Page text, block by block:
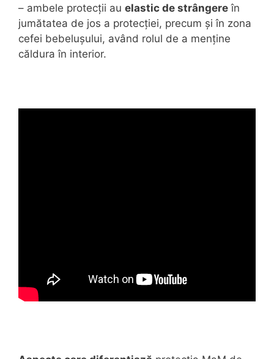
– ambele protecții au elastic de strângere în
jumătatea de jos a protecției, precum și în zona
cefei bebelușului, având rolul de a menține
căldura în interior.